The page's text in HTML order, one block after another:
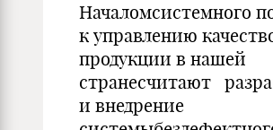
Началомсистемного
к управлению
продук­ции в нашей
странесчитают
и внедрение